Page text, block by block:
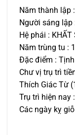
Năm thành lập
Người sáng lập
Hệ phái : KHẤT
Năm trùng tu :
Đặc điểm :
Chư vị trụ trì
Thích Giác Từ
Trụ trì hiện nay
Các ngày kỵ